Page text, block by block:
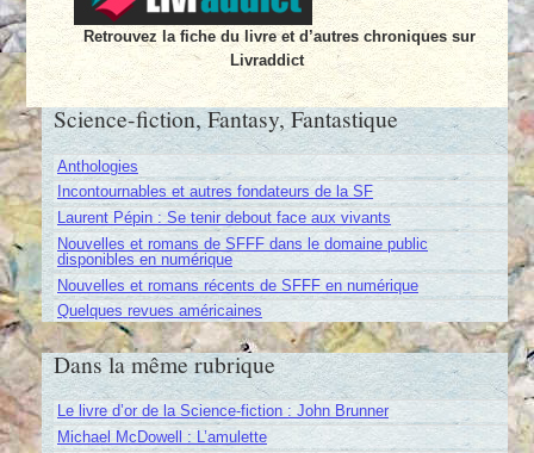
Retrouvez la fiche du livre et d’autres chroniques sur
Livraddict
Science-fiction, Fantasy, Fantastique
Anthologies
Incontournables et autres fondateurs de la SF
Laurent Pépin : Se tenir debout face aux vivants
Nouvelles et romans de SFFF dans le domaine public
disponibles en numérique
Nouvelles et romans récents de SFFF en numérique
Quelques revues américaines
Dans la même rubrique
Le livre d’or de la Science-fiction : John Brunner
Michael McDowell : L’amulette